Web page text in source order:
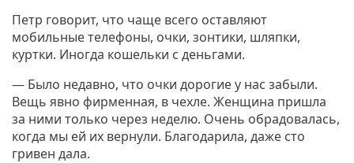
Петр говорит, что чаще всего оставляют
мобильные телефоны, очки, зонтики, шляпки,
куртки. Иногда кошельки с деньгами.
— Было недавно, что очки дорогие у нас забыли.
Вещь явно фирменная, в чехле. Женщина пришла
за ними только через неделю. Очень обрадовалась,
когда мы ей их вернули. Благодарила, даже сто
гривен дала.